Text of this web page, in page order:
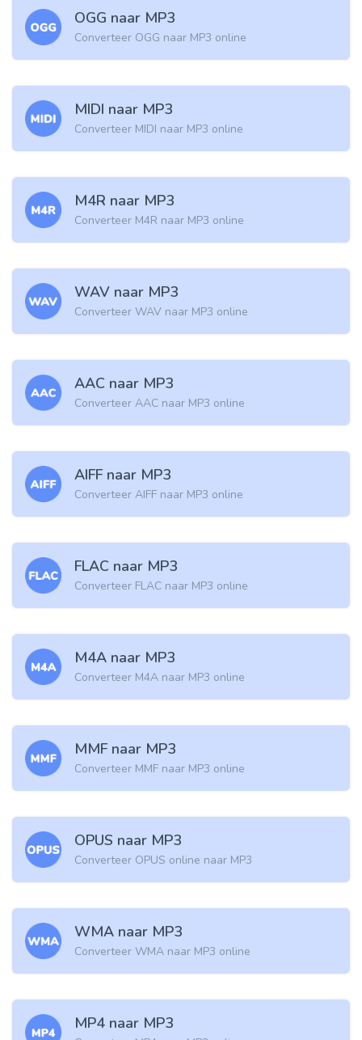
OGG naar MP3
Converteer OGG naar MP3 online
MIDI naar MP3
Converteer MIDI naar MP3 online
M4R naar MP3
Converteer M4R naar MP3 online
WAV naar MP3
Converteer WAV naar MP3 online
AAC naar MP3
Converteer AAC naar MP3 online
AIFF naar MP3
Converteer AIFF naar MP3 online
FLAC naar MP3
Converteer FLAC naar MP3 online
M4A naar MP3
Converteer M4A naar MP3 online
MMF naar MP3
Converteer MMF naar MP3 online
OPUS naar MP3
Converteer OPUS online naar MP3
WMA naar MP3
Converteer WMA naar MP3 online
MP4 naar MP3